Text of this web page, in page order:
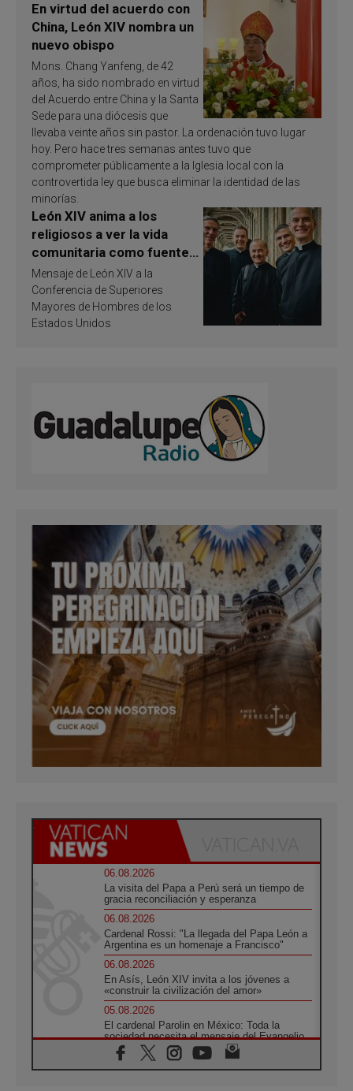
En virtud del acuerdo con
China, León XIV nombra un
nuevo obispo
Mons. Chang Yanfeng, de 42
años, ha sido nombrado en virtud
del Acuerdo entre China y la Santa
Sede para una diócesis que
llevaba veinte años sin pastor. La ordenación tuvo lugar
hoy. Pero hace tres semanas antes tuvo que
comprometer públicamente a la Iglesia local con la
controvertida ley que busca eliminar la identidad de las
minorías.
León XIV anima a los
religiosos a ver la vida
comunitaria como fuente
de inspiración y
santificación
Mensaje de León XIV a la
Conferencia de Superiores
Mayores de Hombres de los
Estados Unidos
06.08.2026
La visita del Papa a Perú será un tiempo de
gracia reconciliación y esperanza
06.08.2026
Cardenal Rossi: "La llegada del Papa León a
Argentina es un homenaje a Francisco"
06.08.2026
En Asís, León XIV invita a los jóvenes a
«construir la civilización del amor»
05.08.2026
El cardenal Parolin en México: Toda la
sociedad necesita el mensaje del Evangelio
05.08.2026
Santa María la Mayor, Makrickas: La gracia